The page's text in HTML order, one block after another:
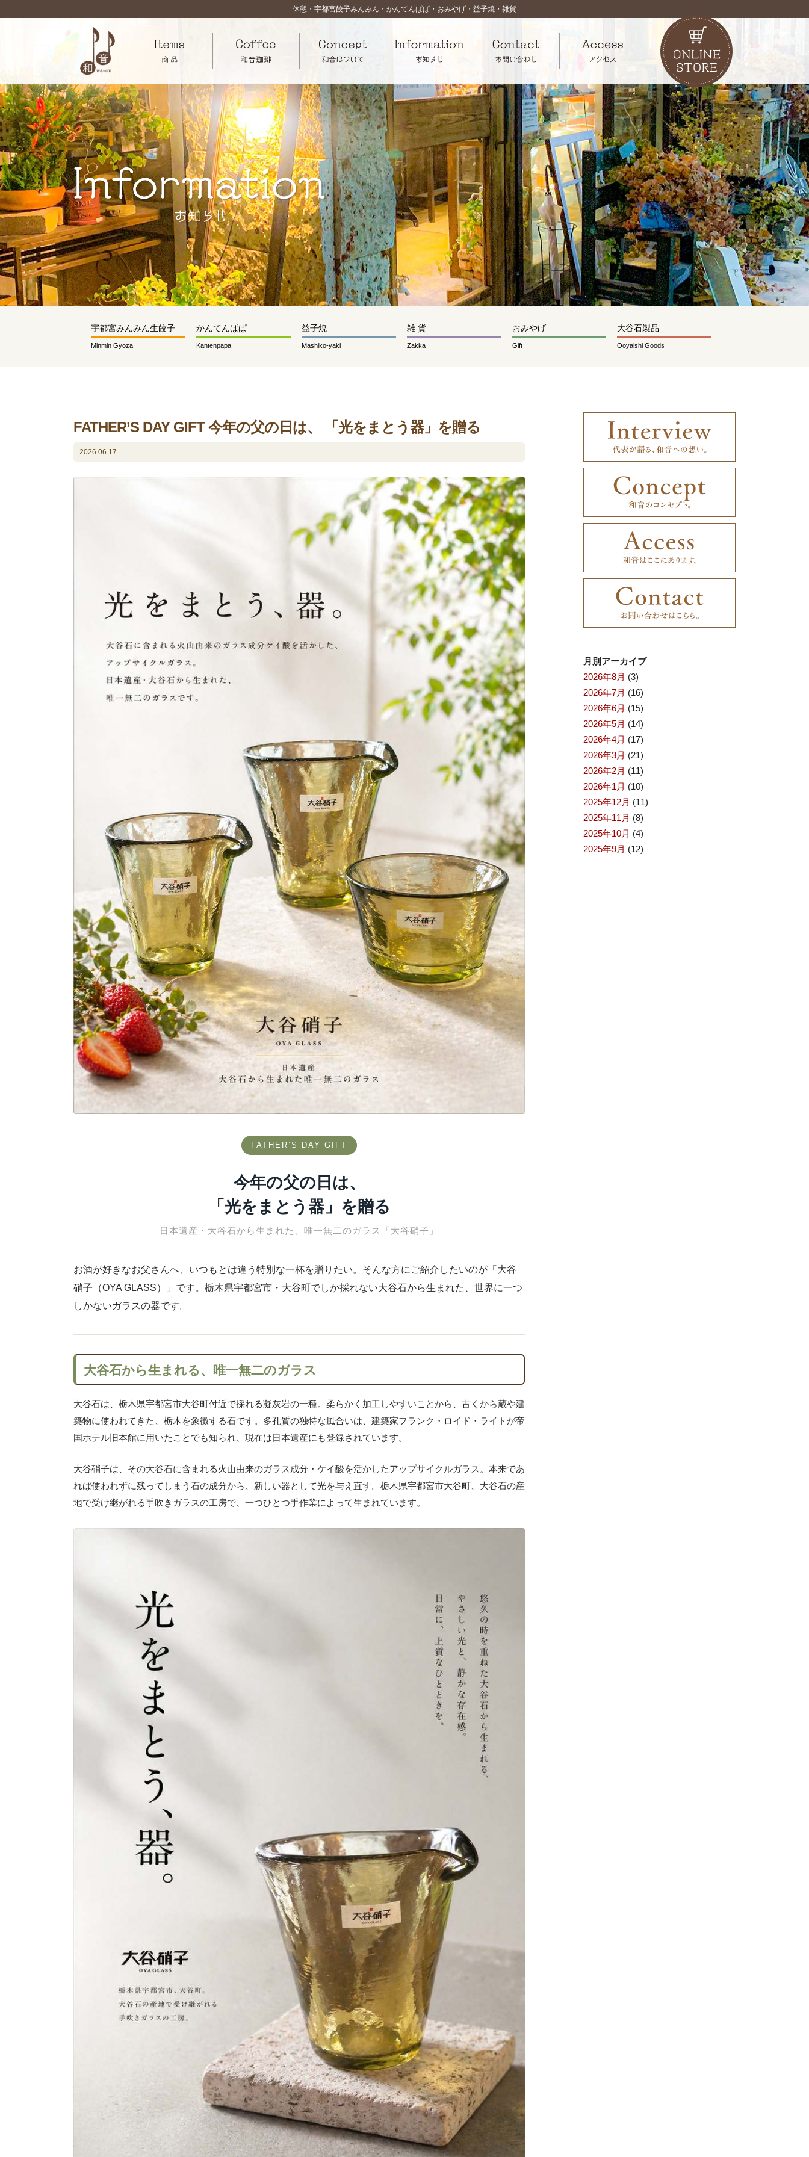
休憩・宇都宮餃子みんみん・かんてんぱぱ・おみやげ・益子焼・雑貨
宇都宮みんみん生餃子
Minmin Gyoza
かんてんぱぱ
Kantenpapa
益子焼
Mashiko-yaki
雑 貨
Zakka
おみやげ
Gift
大谷石製品
Ooyaishi Goods
FATHER’S DAY GIFT 今年の父の日は、 「光をまとう器」を贈る
2026.06.17
FATHER’S DAY GIFT
今年の父の日は、
「光をまとう器」を贈る
日本遺産・大谷石から生まれた、唯一無二のガラス「大谷硝子」
お酒が好きなお父さんへ、いつもとは違う特別な一杯を贈りたい。そんな方にご紹介したいのが「大谷
硝子（OYA GLASS）」です。栃木県宇都宮市・大谷町でしか採れない大谷石から生まれた、世界に一つ
しかないガラスの器です。
大谷石から生まれる、唯一無二のガラス
大谷石は、栃木県宇都宮市大谷町付近で採れる凝灰岩の一種。柔らかく加工しやすいことから、古くから蔵や建
築物に使われてきた、栃木を象徴する石です。多孔質の独特な風合いは、建築家フランク・ロイド・ライトが帝
国ホテル旧本館に用いたことでも知られ、現在は日本遺産にも登録されています。
大谷硝子は、その大谷石に含まれる火山由来のガラス成分・ケイ酸を活かしたアップサイクルガラス。本来であ
れば使われずに残ってしまう石の成分から、新しい器として光を与え直す。栃木県宇都宮市大谷町、大谷石の産
地で受け継がれる手吹きガラスの工房で、一つひとつ手作業によって生まれています。
月別アーカイブ
2026年8月 (3)
2026年7月 (16)
2026年6月 (15)
2026年5月 (14)
2026年4月 (17)
2026年3月 (21)
2026年2月 (11)
2026年1月 (10)
2025年12月 (11)
2025年11月 (8)
2025年10月 (4)
2025年9月 (12)